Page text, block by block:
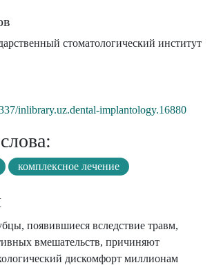
стоматологический институт
inlibrary.uz.dental-implantology.16880
комплексное лечение
появившиеся вследствие травм,
вмешательств, причиняют
дискомфорт миллионам